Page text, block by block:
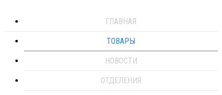
ГЛАВНАЯ
ТОВАРЫ
НОВОСТИ
ОТДЕЛЕНИЯ